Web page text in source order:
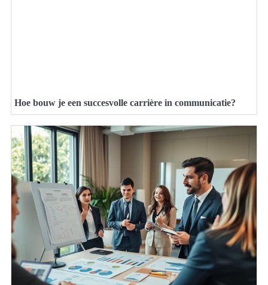
Hoe bouw je een succesvolle carrière in communicatie?